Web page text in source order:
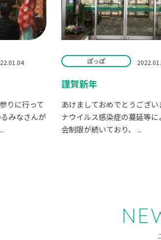
りに行って
みなさんが
ぽっぽ
謹賀新年
あけましておめでとうござい
ナウイルス感染症の蔓延等に
会制限が続いており、 ...